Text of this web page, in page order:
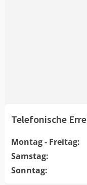
Telefonische
Montag - Freitag:
Samstag:
Sonntag: